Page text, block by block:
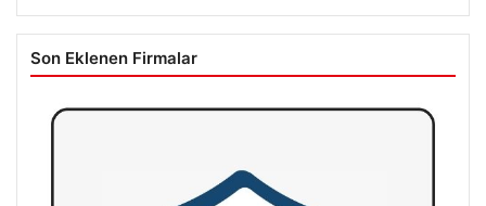
Son Eklenen Firmalar